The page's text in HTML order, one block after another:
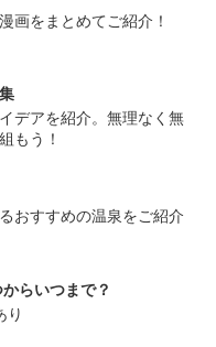
画をまとめてご紹介！
デアを紹介。無理なく無
もう！
おすすめの温泉をご紹介
らいつまで？
り